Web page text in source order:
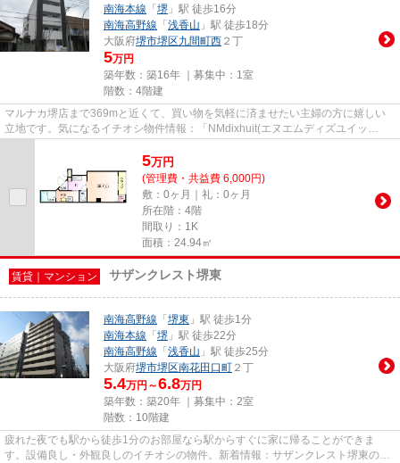
南海本線 「 堺 」駅 徒歩16分
南海高野線 「 浅香山 」駅 徒歩18分
大阪府堺市堺区九間町西 ２丁
5万円
築年数：築16年 ｜募集中： 1室
階数：4階建
マルナカ堺店まで369mと近くて、買い物を気軽に済ませたい主婦の方に嬉しい
立地です。気になるイチオシ物件情報：「NMdixhuit(エヌエムディズユイッ
5万円
(管理費・共益費 6,000円)
敷：0ヶ月｜礼：0ヶ月
所在階：4階
間取り：1K
面積：24.94㎡
賃貸｜マンション サザンクレスト堺東
南海高野線 「 堺東 」駅 徒歩1分
南海本線 「 堺 」駅 徒歩22分
南海高野線 「 浅香山 」駅 徒歩25分
大阪府堺市堺区南花田口町 ２丁
5.4万円～6.8万円
築年数：築20年 ｜募集中： 2室
階数：10階建
疲れた夜でも駅から徒歩1分のお部屋なら駅からすぐに家に帰ることができま
す。設備良し・外観良しのイチオシの物件。新着情報：サザンクレスト堺東の空